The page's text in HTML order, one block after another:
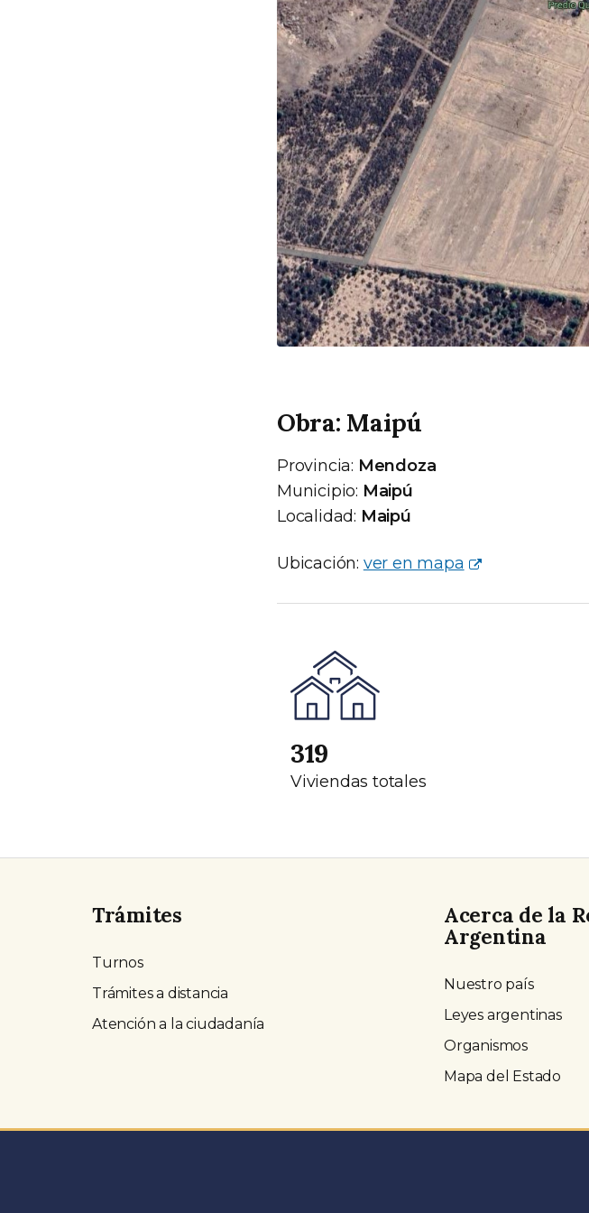
Obra: Maipú
Provincia: Mendoza
Municipio: Maipú
Localidad: Maipú
Ubicación: ver en mapa
319
Viviendas totales
Trámites
Turnos
Trámites a distancia
Atención a la ciudadanía
Acerca de la
Argentina
Nuestro país
Leyes argentinas
Organismos
Mapa del Estado